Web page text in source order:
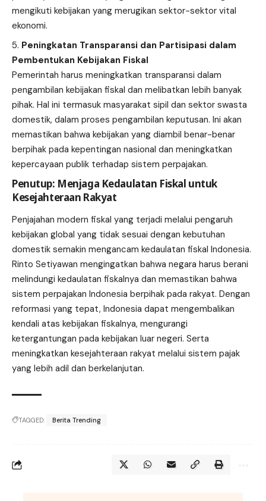
mengikuti kebijakan yang merugikan sektor-sektor vital
ekonomi.
Peningkatan Transparansi dan Partisipasi dalam
Pembentukan Kebijakan Fiskal
Pemerintah harus meningkatkan transparansi dalam
pengambilan kebijakan fiskal dan melibatkan lebih banyak
pihak. Hal ini termasuk masyarakat sipil dan sektor swasta
domestik, dalam proses pengambilan keputusan. Ini akan
memastikan bahwa kebijakan yang diambil benar-benar
berpihak pada kepentingan nasional dan meningkatkan
kepercayaan publik terhadap sistem perpajakan.
Penutup: Menjaga Kedaulatan Fiskal untuk
Kesejahteraan Rakyat
Penjajahan modern fiskal yang terjadi melalui pengaruh
kebijakan global yang tidak sesuai dengan kebutuhan
domestik semakin mengancam kedaulatan fiskal Indonesia.
Rinto Setiyawan mengingatkan bahwa negara harus berani
melindungi kedaulatan fiskalnya dan memastikan bahwa
sistem perpajakan Indonesia berpihak pada rakyat. Dengan
reformasi yang tepat, Indonesia dapat mengembalikan
kendali atas kebijakan fiskalnya, mengurangi
ketergantungan pada kebijakan luar negeri. Serta
meningkatkan kesejahteraan rakyat melalui sistem pajak
yang lebih adil dan berkelanjutan.
TAGGED: Berita Trending